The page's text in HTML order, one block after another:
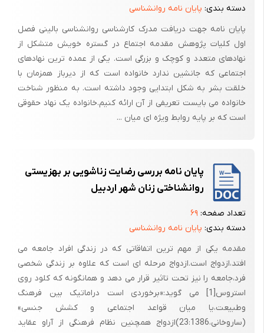
در این تحقیق به بررسی رابطه بین عوامل مختلف با سازگاری زناشویی می
پردازیم . با بررسی عوامل شغلی ، نوع ازدواج و تعداد فرزندان می خواهیم
ببینیم که آیا این عوامل در میزان سازگاری زناشویی تأثیر دارند ؟
اهداف تحقیق :
بررسی رابطه بین عوامل مختلف با سازگاری زناشویی
ضرورت اهمیت تحقیق :
شناخت چگونگی سازگاری زن و شوهر از یکدیگر و بررسی تغییرات آن از جنبه ی
دسته بندی: پایان نامه روانشناسی
پایان نامه جهت دریافت مدرک کارشناسی روانشناسی بالینی فصل
اول کلیات پژوهش مقدمه اجتماع در گستره خویش متشکل از
نهادهای متعدد و کوچک و بزرگی است. یکی از عمده ترین نهادهای
اجتماعی که جانشین ندارد خانواده است که از دیرباز همزمان با
خلقت بشر به شکل ابتدایی وجود داشته است. به منظور شناخت
خانواده می بایست تعریفی از آن ارائه کنیم.خانواده یک نهاد حقوقی
است که بر پایه روابط ویژه ای میان ...
پایان نامه بررسی رضایت زناشویی بر بهزیستی
روانشناختی زنان شهر اردبیل
تعداد صفحه: ۶۹
دسته بندی: پایان نامه روانشناسی
مقدمه یکی از مهم ترین اتفاقاتی که در زندگی افراد جامعه می
افتد،ازدواج است.ازدواج مرحله ای است که علاوه بر زندگی شخصی
فرد،جامعه را نیز تحت تاثیر قرار می دهد و همانگونه که کلود روی
استروس[1] می گوید:«برخوردی است دراماتیک بین فرهنگ
وطبیعت،یا میان قواعد اجتماعی و کشش جنسی»
(ساروخانی،23:1386)ازدواج همچنین نظام فرهنگی از آراو عقاید